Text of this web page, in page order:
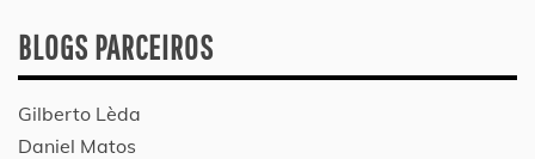
BLOGS PARCEIROS
Gilberto Lèda
Daniel Matos